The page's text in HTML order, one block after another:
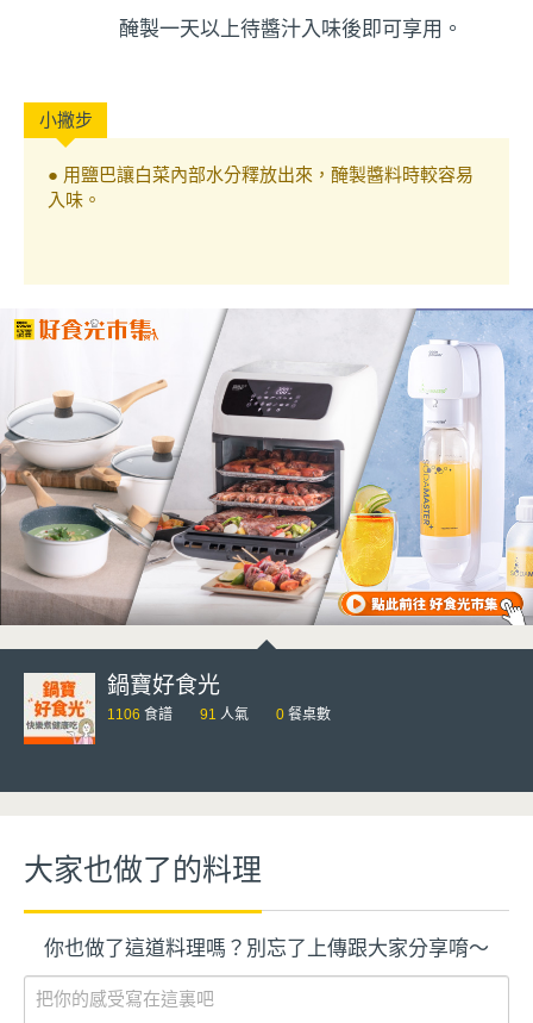
醃製一天以上待醬汁入味後即可享用。
● 用鹽巴讓白菜內部水分釋放出來，醃製醬料時較容易
入味。
鍋寶好食光
1106 食譜 91 人氣 0 餐桌數
大家也做了的料理
你也做了這道料理嗎？別忘了上傳跟大家分享唷～